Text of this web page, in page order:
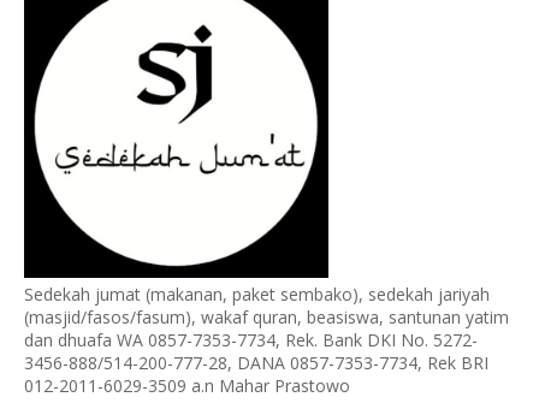
Sedekah jumat (makanan, paket sembako), sedekah jariyah
(masjid/fasos/fasum), wakaf quran, beasiswa, santunan yatim
dan dhuafa WA 0857-7353-7734, Rek. Bank DKI No. 5272-
3456-888/514-200-777-28, DANA 0857-7353-7734, Rek BRI
012-2011-6029-3509 a.n Mahar Prastowo